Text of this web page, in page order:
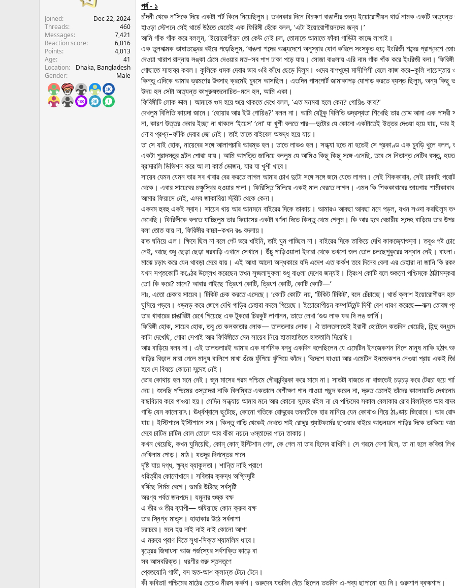
Joined
Dec 22, 2024
Threads
460
Messages
7,421
Reaction score
6,016
Points
4,013
Age
41
Location
Dhaka, Bangladesh
Gender
Male
পর্ব - ১
চাঁদনী থেকে ন’সিকে দিয়ে একটা শর্ট কিনে নিয়েছিলুম। তখনকার দিনে বিচক্ষণ বাঙালীর জন্য ইয়োরোপীয়ন থার্ড নামক একটি
হাওড়া স্টেশনে সেই থার্ডে উঠতে যেতেই এক ফিরিঙ্গী হেঁকে বলল, ‘এটা ইয়োরোপীয়নদের জন্য।’
আমি গাঁক গাঁক করে বললুম, ‘ইয়োরোপীয়ন তো কেউ নেই চল, তোমাতে আমাতে ফাঁকা গাড়িটা কাজে লাগাই।
এক তুলনাত্মক ভাষাতত্ত্বের বইয়ে পড়েছিলুম, ‘বাঙলা শব্দের অন্ত্যদেশে অনুস্বার যোগ করিলে সংস্কৃত হয়; ইংরিজী শব্দের প্রাগ্‌দেশে
দেওয়া খারাপ রান্নায় লঙ্কা ঠেসে দেওয়ার মত–সব পাপ ঢাকা পড়ে যায়। সোজা বাঙলায় এরি নাম গাঁক গাঁক করে ইংরিজী বলা।
গোছাতে সাহায্য করল। কুলিকে ধমক দেবার ভার ওরি কাঁধে ছেড়ে দিলুম। ওদের বাপখুড়ো মাসীপিসী রেলে কাজ করে–কুলি শায়েস্তায়
কিন্তু এদিকে আমার ভ্রমণের উৎসাহ ক্রমেই চুবসে আসছিল। এতদিন পাসপোর্ট জামাকাপড় যোগাড় করতে ব্যস্ত ছিলুম, অন্য কিছু
উদয় হল সেটা অত্যন্ত কাপুরুষজনোচিত–মনে হল, আমি একা।
ফিরিঙ্গীটি লোক ভাল। আমাকে গুম হয়ে শুয়ে থাকতে দেখে বলল, ‘এত মনমরা হলে কেন? গোয়িঙ ফার?’
দেখলুম বিলিতি কায়দা জানে। ‘হোয়ার আর ইউ গোয়িঙ?’ বলল না। আমি যেটুকু বিলিতি ভদ্রস্থতা শিখেছি তার চোদ্দ আনা এক পাদরী
না, কারণ উত্তর দেবার ইচ্ছা না থাকলে ‘ইয়েস’ ‘নো’ যা খুশী বলতে পার—দুটোর যে কোনো একটাতেই উত্তর দেওয়া হয়ে যায়,
নো’র প্রশ্ন–ফাঁকি দেবার জো নেই। তাই তাতে বাইবেল অশুদ্ধ হয়ে যায়।
তা সে যাই হোক, নায়েবের সঙ্গে আলাপচারি আরম্ভ হল। তাতে লাভও হল। সন্ধ্যা হতে না হতেই সে প্রকাণ্ড এক চুবড়ি খুলে বলল, তার
একটা পুরাদস্তুর পল্টন পোঝা যায়। আমি আপত্তি জানিয়ে বললুম যে আমিও কিছু কিছু সঙ্গে এনেছি, তবে সে নিতান্ত নেটিব বস্তু, হয়ত
ব্রাদারলি ডিভিশন করে আ লা কার্ত ভোজন, যার যা খুশী খাবে।
সায়েব যেমন যেমন তার সব খাবার বের করতে লাগল আমার চোখ দুটো সঙ্গে সঙ্গে জমে যেতে লাগল। সেই শিককাবাব, সেই ঢাকাই
থেকে। এবার সায়েবের চক্ষুস্থির হওয়ার পালা। ফিরিস্তি মিলিয়ে একই মাল বেরতে লাগল। এমন কি শিককাবাবের জায়গায়
আমার ফিয়াসে নেই, এসব জাকারিয়া স্ট্রীট থেকে কেনা।
একদম হুবহু একই স্বাদ। সায়েব খায় আর আনমনে বাইরের দিকে তাকায়। আমারও আবছা আবছা মনে পড়ল, যখন সওদা করছিলুম তখন
দেখেছি। ফিরিঙ্গীকে বলতে যাচ্ছিলুম তার ফিয়াসের একটা বর্ণনা দিতে কিন্তু থেমে গেলুম। কি আর হবে বেচারীয় সন্দেহ বাড়িয়ে
বলা তোত যায় না, ফিরিঙ্গীর বাচ্চা–কখন রঙ বদলায়।
রাত ঘনিয়ে এল। ক্ষিদে ছিল না বলে পেট ভরে খাইনি, তাই ঘুম পাচ্ছিল না। বাইরের দিকে তাকিয়ে দেখি কাকজ্যোৎস্না। তবুও পষ্ট
নেই, আছে শুধু ছেড়া ছেড়া ঘরবাড়ি এখানে সেখানে। উঁচু পাড়িওয়ালা ইদারা থেকে তখনো জল তোল চলছেপুকুরের সন্ধান নেই।
মাঝে চড়াৎ করে যেন থাবড়া মেরে যায়। এই আধা আলো অন্ধকারে যদি এদেশ এত কর্কশ তবে দিনের বেলা এর চেহারা না জানি
যখন সপ্তকোটি কণ্ঠের উল্লেখ করেছেন তখন সুজলাসুফলা শুধু বাঙলা দেশের জন্যই। ত্রিংশ কোটি বলে শুকনো পশ্চিমকে
তো! কি করে? মানে? আবার গাইছে ‘ত্রিংশ কোটি, ত্রিংশ কোটি, কোটি কোটি—’
নাঃ, এতো চেকার সায়েব। টিকিট চেক করতে এসেছে। ‘কোটি কোটি’ নয়, ‘টিকিট টিকিট’, বলে চেঁচাচ্ছে। থার্ড ক্লাশ ইয়োরোপীয়ন
ঘুমিয়ে পড়বে। ধড়মড় করে জেগে দেখি গাড়ির চেহারা বদলে গিয়েছে। ইয়োরোপীয়ন কম্পার্টমেন্ট দিশী বেশ ধারণ করেছে—বাক্স তোরঙ্গ
তার খাবারের চাঙারিটা রেখে গিয়েছে এক টুকরো চিরকুট লাগানন, তাতে লেখা ‘গুড লাক ফর দি লঙ জার্নি।
ফিরিঙ্গী হোক, সায়েব হোক, তবু তে কলকাতার লোক— তালতলার লোক। ঐ তালতলাতেই ইরানী হোটেলে কতদিন খেয়েছি, হিন্দু
কাটা দেখেছি, গোরা সেপাই আর ফিরিঙ্গীতে মেম সায়েব নিয়ে হাতাহাতিতে হাততালি দিয়েছি।
আর বাড়িয়ে বলব না। এই তালতলারই আমার এক দার্শনিক বন্ধু একদিন বলেছিলেন যে এমেটিন ইনজেকশন নিলে মানুষ নাকি হঠাৎ
বাড়ির বিড়াল মারা গেলে মানুষ বালিশে মাথা গুঁজে ফুঁপিয়ে ফুঁপিয়ে কাঁদে। বিদেশে যাওয়া আর এমেটিন ইনজেকশন নেওয়া প্রায়
হবে সে বিষয়ে কোনো সন্দেহ নেই।
ভোর কোথায় হল মনে নেই। জুন মাসের গরম পশ্চিমে গৌরচন্দ্রিকা করে মামে না। সাতটা বাজতে না বাজতেই চড়চড় করে টেরচা হয়ে
দেয়। শুনেছি পশ্চিমের ওস্তাদরা নাকি বিলম্বিত একতালে বেশীক্ষণ গান গাওয়া পছন্দ করেন না, দ্রুত তেলেই তাঁদের কালোয়াতি
বাছবিচার করে গাওয়া হয়। সেদিন সন্ধ্যায় আমার মনে আর কোনো সন্দেহ রইল না যে পশ্চিমের সকাল বেলাকার রোর বিলম্বিত আর
গাড়ি যেন কালোয়াৎ। ঊর্ধ্বশ্বাসে ছুটেছে, কোনো গতিকে রোদ্দুরের তবলচীকে হার মানিয়ে যেন কোথাও গিয়ে ঠাণ্ডায় জিরোবে। আর
যায়। ইস্টিশানে ইস্টিশানে সম। কিন্তু গাড়ি থেকেই দেখতে পাই রোদ্দুর প্ল্যাটফর্মের ছাওয়ার বাইরে আড়নয়নে গাড়ির দিকে তাকিয়ে
মেরে চাটিম চাটিম বোল তোলে আর বাঁকা নয়নে ওস্তাদের পানে তাকায়।
কখন খেয়েছি, কখন ঘুমিয়েছি, কোন্ কোন্ ইস্টিশান গেল, কে গেল না তার হিসেব রাখিনি। সে গরমে নেশা ছিল, তা না হলে কবিতা
দেখিলাম পোড়। মাঠ। যতদূর দিগন্তের পানে
দৃষ্টি যায় দগ্ধ, ক্ষুব্ধ ব্যাকুলতা। শান্তি নাহি প্রাণে
ধরিত্রীর কোনোখানে। সবিতার ক্রুদ্ধ অগ্নিদৃষ্টি
বর্ষিছে নির্মম বেগে। গুমরি উঠিছে সর্বসৃষ্টি
অরণ্য পর্বত জনপদে। যমুনার শুষ্ক বক্ষ
এ তীর ও তীর ব্যাপী— শুষিয়াছে কোন ক্রুর যক্ষ
তার স্নিগ্ধ মাতৃস। হাহাকার উঠে সর্বনাশা
চরাচরে। মনে হয় নাই নাই নাই কোনো আশা
এ মরুরে প্রাণ দিতে সুধা-সিক্ত শ্যামলিম ধারে।
বৃত্রের জিঘাংসা আজ পর্জস্যের সর্বশক্তি কাড়ে বা
সব আসবরিক্ত। ধরণীর শুরু স্তনতৃণে
প্রেতযোনি গাভী, বস হৃত-আশ ক্লান্ত টেনে টেনে।
কী কবিতা! পশ্চিমের মাঠের চেয়েও নীরস কর্কশ। গুরুদেব যতদিন বেঁচে ছিলেন ততদিন এ-পদ্য ছাপানো হয় নি। গুরুশাপ ব্ৰহ্মশাপ।